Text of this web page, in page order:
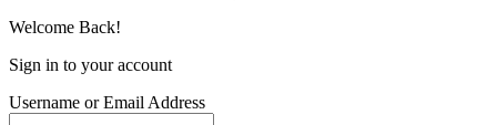
Welcome Back!
Sign in to your account
Username or Email Address